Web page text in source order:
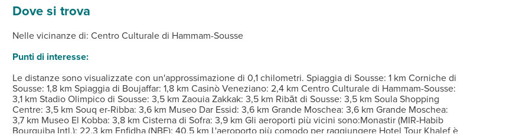
Dove si trova
Nelle vicinanze di: Centro Culturale di Hammam-Sousse
Punti di interesse:
Le distanze sono visualizzate con un'approssimazione di 0,1 chilometri. Spiaggia di Sousse: 1 km Corniche di
Sousse: 1,8 km Spiaggia di Boujaffar: 1,8 km Casinò Veneziano: 2,4 km Centro Culturale di Hammam-Sousse:
3,1 km Stadio Olimpico di Sousse: 3,5 km Zaouia Zakkak: 3,5 km Ribāt di Sousse: 3,5 km Soula Shopping
Centre: 3,5 km Souq er-Ribba: 3,6 km Museo Dar Essid: 3,6 km Grande Moschea: 3,6 km Grande Moschea:
3,7 km Museo El Kobba: 3,8 km Cisterna di Sofra: 3,9 km Gli aeroporti più vicini sono:Monastir (MIR-Habib
Bourguiba Intl.): 22,3 km Enfidha (NBE): 40,5 km L'aeroporto più comodo per raggiungere Hotel Tour Khalef è
490 camere con stile personalizzato della struttura, complete di pavimenti riscaldati e TV LCD. Il Wi-Fi gratuito ti
ti attendono massaggi, trattamenti per il corpo e trattamenti per il viso. Immergiti in una delle 2 piscine all'aperto, prima di
e lavaggio a secco, una reception aperta 24 ore su 24 e personale poliglotta. Stai pianificando un evento a Sousse?
gustare ottimi piatti, mentre se vuoi restare nel tuo alloggio potrai richiedere il servizio in camera 24 ore su 24.